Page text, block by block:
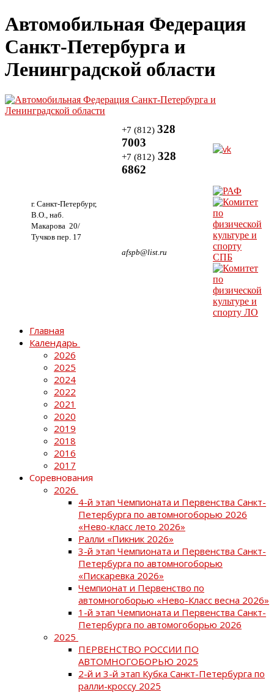
Автомобильная Федерация
Санкт-Петербурга и
Ленинградской области
г. Санкт-Петербург,
В.О., наб.
Макарова 20/
Тучков пер. 17
+7 (812) 328
7003
+7 (812) 328
6862
afspb@list.ru
Главная
Календарь
2026
2025
2024
2022
2021
2020
2019
2018
2016
2017
Соревнования
2026
4-й этап Чемпионата и Первенства Санкт-
Петербурга по автомногоборью 2026
«Нево-класс лето 2026»
Ралли «Пикник 2026»
3-й этап Чемпионата и Первенства Санкт-
Петербурга по автомногоборью
«Пискаревка 2026»
Чемпионат и Первенство по
автомногоборью «Нево-Класс весна 2026»
1-й этап Чемпионата и Первенства Санкт-
Петербурга по автомогоборью 2026
2025
ПЕРВЕНСТВО РОССИИ ПО
АВТОМНОГОБОРЬЮ 2025
2-й и 3-й этап Кубка Санкт-Петербурга по
ралли-кроссу 2025